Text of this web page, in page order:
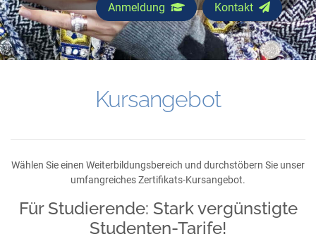
Anmeldung Kontakt
Kursangebot
Wählen Sie einen Weiterbildungsbereich und durchstöbern Sie unser
umfangreiches Zertifikats-Kursangebot.
Für Studierende: Stark vergünstigte
Studenten-Tarife!